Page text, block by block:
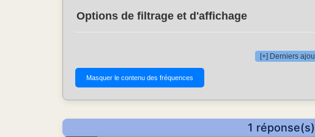
Options de filtrage et d'affichage
[+] Derniers
1